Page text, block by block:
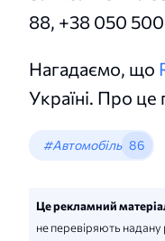
88, +38 050
Нагадаємо, що
Україні. Про це
#Автомобіль 86
Це рекламний
не перевіряють надану